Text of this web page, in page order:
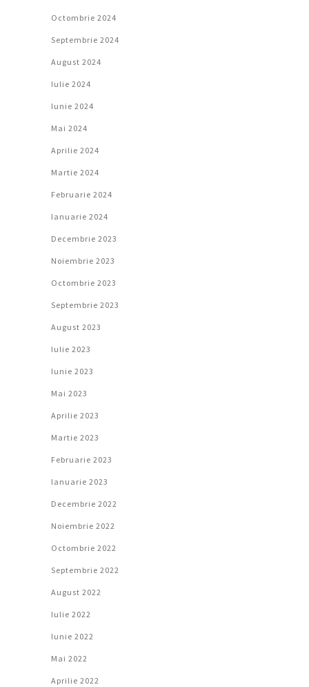
Octombrie 2024
Septembrie 2024
August 2024
Iulie 2024
Iunie 2024
Mai 2024
Aprilie 2024
Martie 2024
Februarie 2024
Ianuarie 2024
Decembrie 2023
Noiembrie 2023
Octombrie 2023
Septembrie 2023
August 2023
Iulie 2023
Iunie 2023
Mai 2023
Aprilie 2023
Martie 2023
Februarie 2023
Ianuarie 2023
Decembrie 2022
Noiembrie 2022
Octombrie 2022
Septembrie 2022
August 2022
Iulie 2022
Iunie 2022
Mai 2022
Aprilie 2022